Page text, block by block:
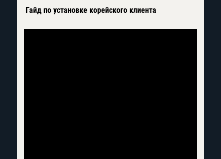
Гайд по установке корейского клиента